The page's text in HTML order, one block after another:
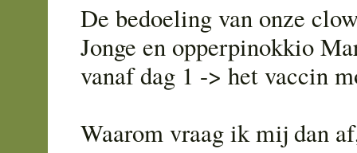
De bedoeling van onze
Jonge en opperpinokkio
vanaf dag 1 -> het vaccin
Waarom vraag ik mij dan